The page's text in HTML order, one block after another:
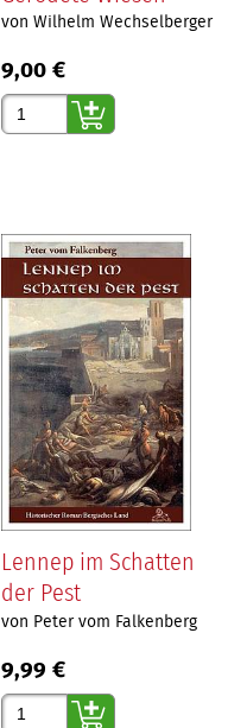
von Wilhelm Wechselberger
9,00 €
Gewünschte Anzahl
Lennep im Schatten
der Pest
von Peter vom Falkenberg
9,99 €
Gewünschte Anzahl